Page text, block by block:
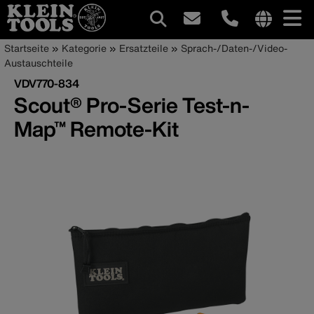
Direkt
zum
Inhalt
site
Hauptnavigation
Pfadnavigation
Startseite Kategorie Ersatzteile
Sprach-/Daten-/Video-
Austauschteile
VDV770-834
Scout® Pro-Serie Test-n-
Map™ Remote-Kit